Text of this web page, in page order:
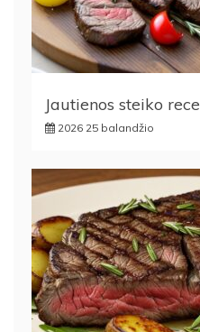
Jautienos steiko
2026 25 balandžio